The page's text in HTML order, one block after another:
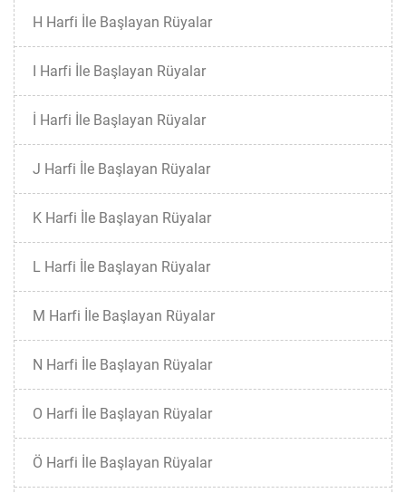
H Harfi İle Başlayan Rüyalar
I Harfi İle Başlayan Rüyalar
İ Harfi İle Başlayan Rüyalar
J Harfi İle Başlayan Rüyalar
K Harfi İle Başlayan Rüyalar
L Harfi İle Başlayan Rüyalar
M Harfi İle Başlayan Rüyalar
N Harfi İle Başlayan Rüyalar
O Harfi İle Başlayan Rüyalar
Ö Harfi İle Başlayan Rüyalar